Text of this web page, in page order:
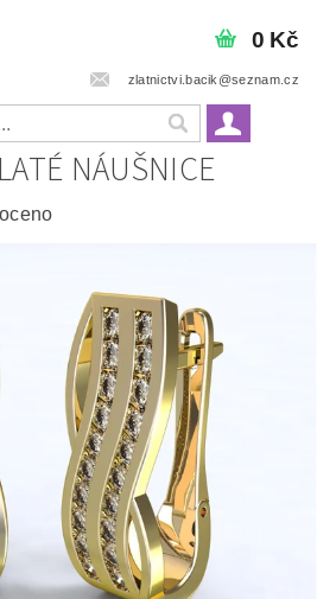
zlatnictvi.bacik@seznam.cz
0 Kč
NÁUŠNICE